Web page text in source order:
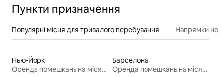
Пункти призначення
Популярні місця для тривалого перебування Напрямки
Нью-Йорк
Оренда помешкань на місяць
Барселона
Оренда помешкань на місяць